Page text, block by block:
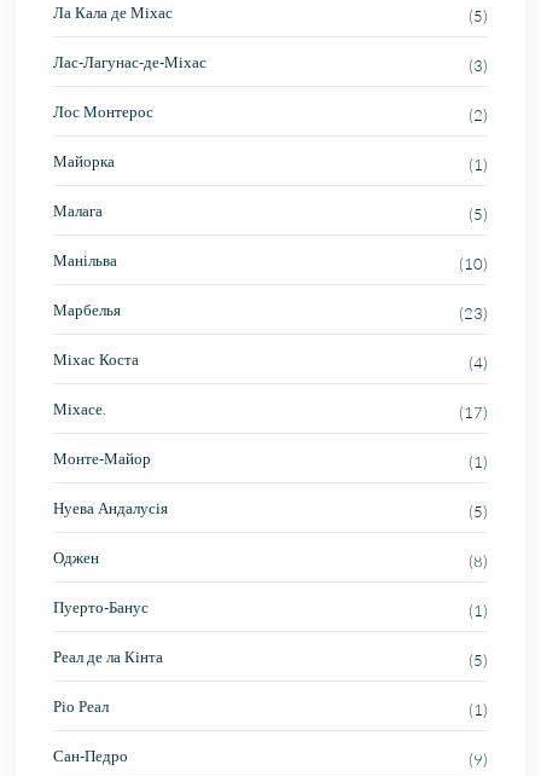
Ла Кала де Міхас (5)
Лас-Лагунас-де-Міхас (3)
Лос Монтерос (2)
Майорка (1)
Малага (5)
Манільва (10)
Марбелья (23)
Міхас Коста (4)
Міхасе. (17)
Монте-Майор (1)
Нуева Андалусія (5)
Оджен (8)
Пуерто-Банус (1)
Реал де ла Кінта (5)
Ріо Реал (1)
Сан-Педро (9)